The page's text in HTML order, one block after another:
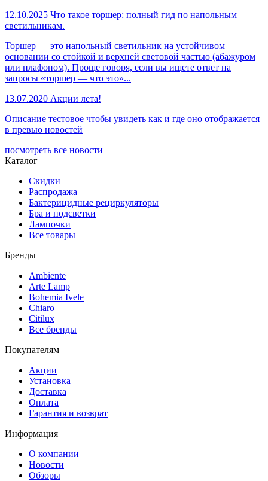
12.10.2025 Что такое торшер: полный гид по напольным
светильникам.
Торшер — это напольный светильник на устойчивом
основании со стойкой и верхней световой частью (абажуром
или плафоном). Проще говоря, если вы ищете ответ на
запросы «торшер — что это»...
13.07.2020 Акции лета!
Описание тестовое чтобы увидеть как и где оно отображается
в превью новостей
посмотреть все новости
Каталог
Скидки
Распродажа
Бактерицидные рециркуляторы
Бра и подсветки
Лампочки
Все товары
Бренды
Ambiente
Arte Lamp
Bohemia Ivele
Chiaro
Citilux
Все бренды
Покупателям
Акции
Установка
Доставка
Оплата
Гарантия и возврат
Информация
О компании
Новости
Обзоры